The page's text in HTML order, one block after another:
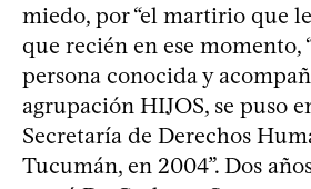
miedo, por “el martirio que
que recién en ese momento,
persona conocida y
agrupación HIJOS, se puso
Secretaría de Derechos
Tucumán, en 2004”. Dos